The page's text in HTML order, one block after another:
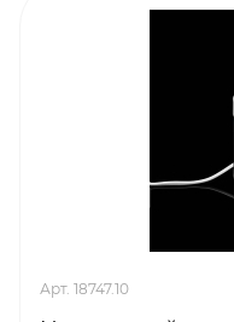
Арт. 18747.10